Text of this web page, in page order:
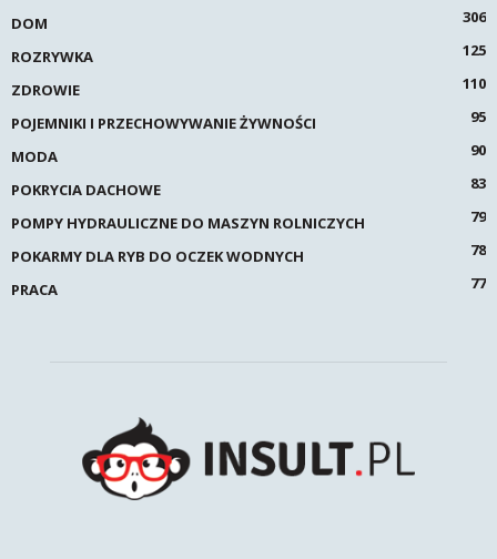
DOM
306
ROZRYWKA
125
ZDROWIE
110
POJEMNIKI I PRZECHOWYWANIE ŻYWNOŚCI
95
MODA
90
POKRYCIA DACHOWE
83
POMPY HYDRAULICZNE DO MASZYN ROLNICZYCH
79
POKARMY DLA RYB DO OCZEK WODNYCH
78
PRACA
77